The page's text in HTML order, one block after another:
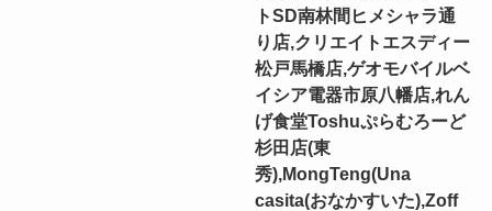
トSD南林間ヒメシャラ通
り店,クリエイトエスディー
松戸馬橋店,ゲオモバイルベ
イシア電器市原八幡店,れん
げ食堂Toshuぷらむろーど
杉田店(東
秀),MongTeng(Una
casita(おなかすいた),Zoff